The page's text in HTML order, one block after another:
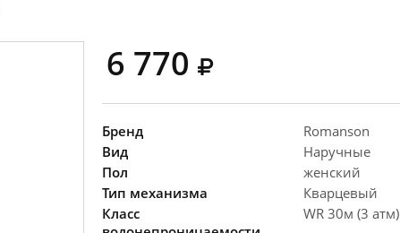
6 770
Бренд
Romanson
Вид
Наручные
Пол
женский
Тип механизма
Кварцевый
Класс
WR 30м (3 атм)